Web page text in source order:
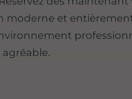
moderne et